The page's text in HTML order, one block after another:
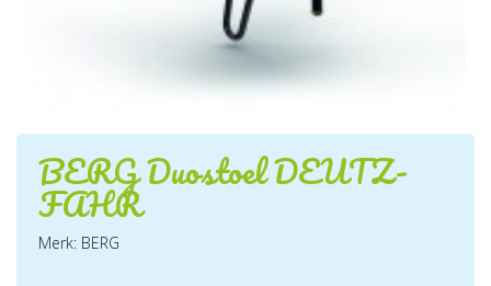
BERG Duostoel DEUTZ-
FAHR
Merk: BERG